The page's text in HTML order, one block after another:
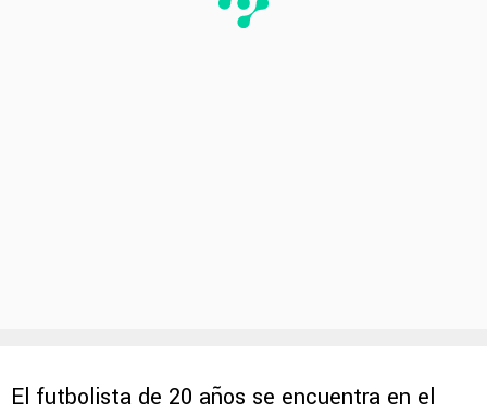
El futbolista de 20 años se encuentra en el